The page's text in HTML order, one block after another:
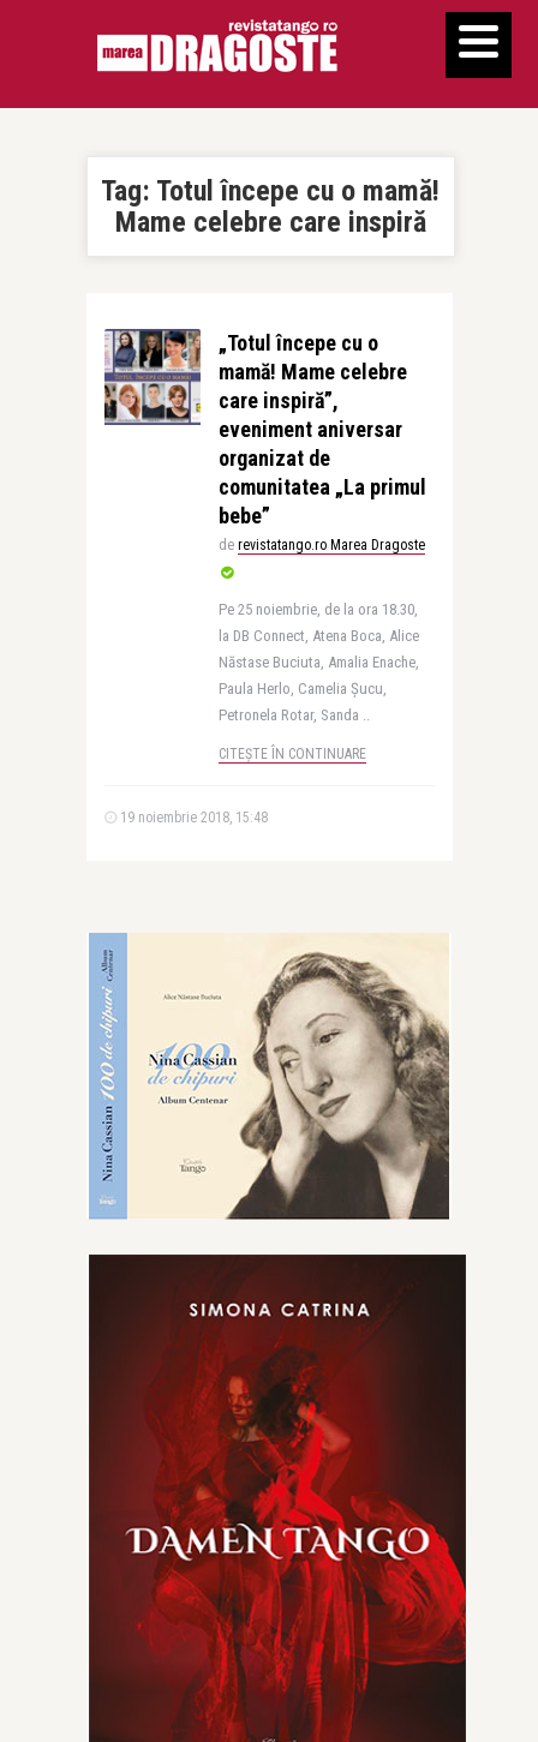
Tag: Totul începe cu o mamă!
Mame celebre care inspiră
„Totul începe cu o
mamă! Mame celebre
care inspiră”,
eveniment aniversar
organizat de
comunitatea „La primul
bebe”
de revistatango.ro Marea Dragoste
Pe 25 noiembrie, de la ora 18.30,
la DB Connect, Atena Boca, Alice
Năstase Buciuta, Amalia Enache,
Paula Herlo, Camelia Șucu,
Petronela Rotar, Sanda ..
CITEȘTE ÎN CONTINUARE
19 noiembrie 2018, 15:48